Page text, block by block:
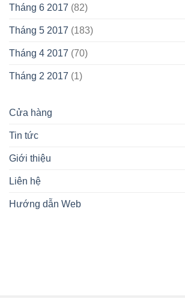
Tháng 6 2017 (82)
Tháng 5 2017 (183)
Tháng 4 2017 (70)
Tháng 2 2017 (1)
Cửa hàng
Tin tức
Giới thiệu
Liên hệ
Hướng dẫn Web